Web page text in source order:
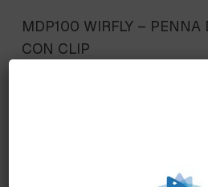
MDP100 WIRFLY – PENNA
CON CLIP
Come ordinare?